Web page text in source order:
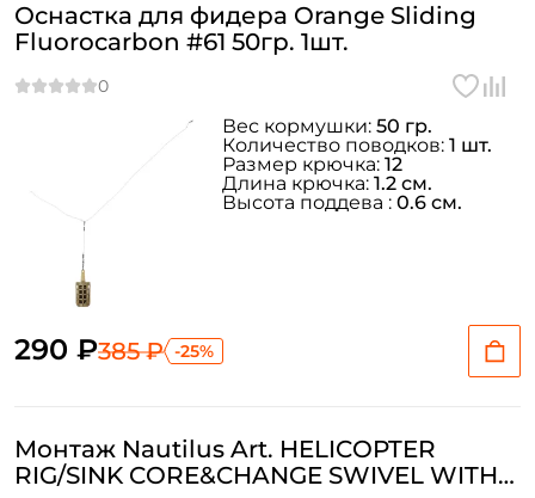
Оснастка для фидера Orange Sliding
Fluorocarbon #61 50гр. 1шт.
290 ₽385 ₽ -25%
Вес кормушки: 50 гр.
Количество поводков: 1 шт.
Размер крючка: 12
Длина крючка: 1.2 см.
Высота поддева : 0.6 см.
Монтаж Nautilus Art. HELICOPTER
RIG/SINK CORE&CHANGE SWIVEL WITH
Создать аккаунт
Email: *